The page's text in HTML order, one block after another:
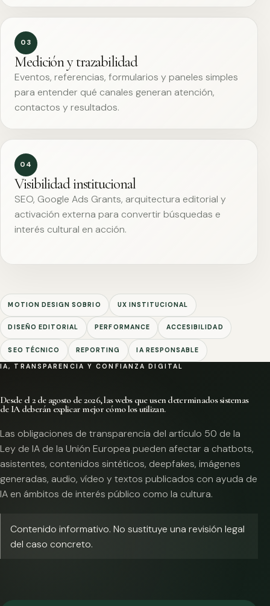
03
Medición y trazabilidad
Eventos, referencias, formularios y paneles simples
para entender qué canales generan atención,
contactos y resultados.
04
Visibilidad institucional
SEO, Google Ads Grants, arquitectura editorial y
activación externa para convertir búsquedas e
interés cultural en acción.
MOTION DESIGN SOBRIO UX INSTITUCIONAL
DISEÑO EDITORIAL PERFORMANCE ACCESIBILIDAD
SEO TÉCNICO REPORTING IA RESPONSABLE
IA, TRANSPARENCIA Y CONFIANZA DIGITAL
Desde el 2 de agosto de 2026, las webs que usen determinados sistemas
de IA deberán explicar mejor cómo los utilizan.
Las obligaciones de transparencia del artículo 50 de la
Ley de IA de la Unión Europea pueden afectar a chatbots,
asistentes, contenidos sintéticos, deepfakes, imágenes
generadas, audio, vídeo y textos publicados con ayuda de
IA en ámbitos de interés público como la cultura.
Contenido informativo. No sustituye una revisión legal
del caso concreto.